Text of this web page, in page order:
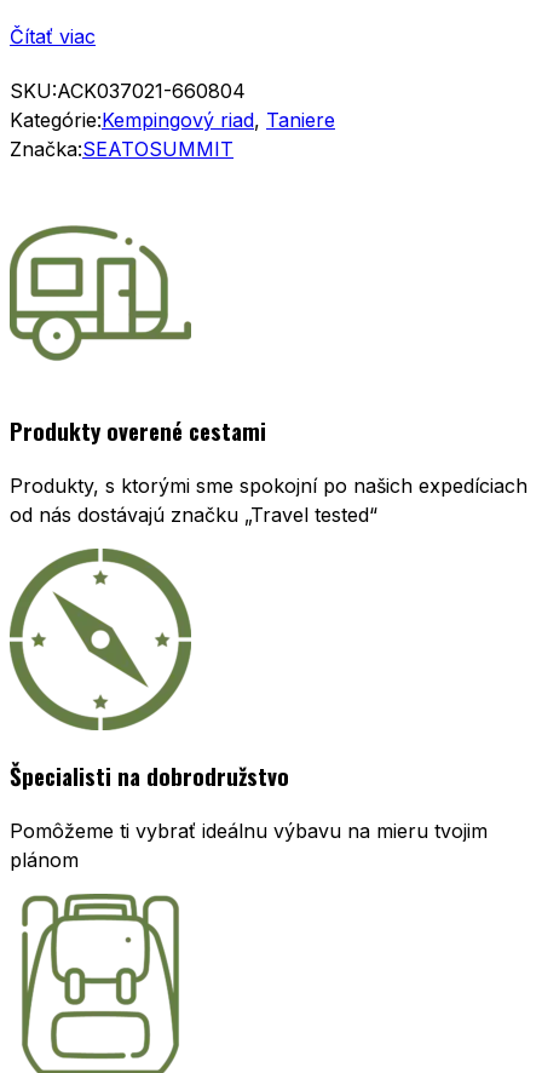
Čítať viac
SKU:ACK037021-660804
Kategórie:Kempingový riad, Taniere
Značka:SEATOSUMMIT
Produkty overené cestami
Produkty, s ktorými sme spokojní po našich expedíciach
od nás dostávajú značku „Travel tested“
Špecialisti na dobrodružstvo
Pomôžeme ti vybrať ideálnu výbavu na mieru tvojim
plánom